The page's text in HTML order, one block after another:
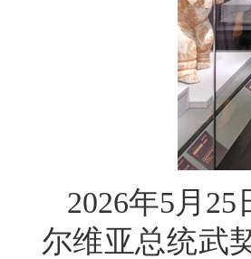
2026年5月
尔维亚总统武